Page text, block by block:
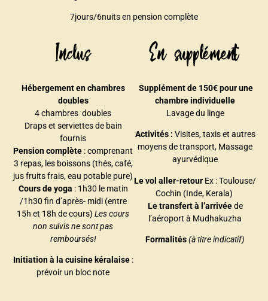
7jours/6nuitsen pension complète
Inclus
Hébergement en chambres
doubles
4 chambres doubles
Draps et serviettes de bain
fournis
Pension complète : comprenant
3 repas, les boissons (thés, café,
jus fruits frais, eau potable pure)
Cours de yoga : 1h30 le matin
/1h30 fin d’après- midi (entre
15h et 18h de cours) Les cours
non suivis ne sont pas
remboursés!
Initiation à la cuisine kéralaise:
prévoir un bloc note
En supplément
Supplément de 150€ pour une
chambre individuelle
Lavage du linge
Activités : Visites, taxis et autres
moyens de transport, Massage
ayurvédique
Le vol aller-retour Ex : Toulouse/
Cochin (Inde, Kerala)
Le transfert à l’arrivéede
l’aéroport à Mudhakuzha
Formalités(à titre indicatif)